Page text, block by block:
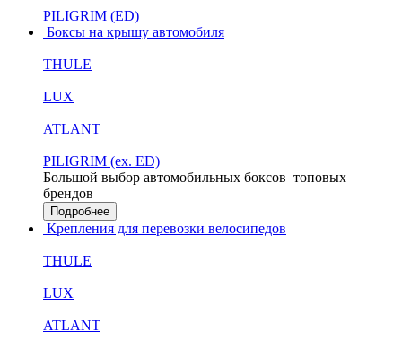
PILIGRIM (ED)
Боксы на крышу автомобиля
THULE
LUX
ATLANT
PILIGRIM (ex. ED)
Большой выбор автомобильных боксов топовых
брендов
Подробнее
Крепления для перевозки велосипедов
THULE
LUX
ATLANT